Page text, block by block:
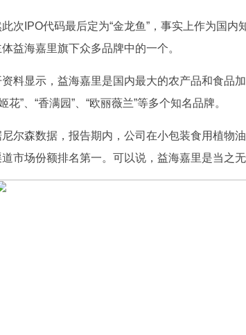
此次IPO代码最后定为“金龙鱼”，事实上作为国内
益海嘉里旗下众多品牌中的一个。
料显示，益海嘉里是国内最大的农产品和食品
花”、“香满园”、“欧丽薇兰”等多个知名品牌。
尔森数据，报告期内，公司在小包装食用植物
市场份额排名第一。可以说，益海嘉里是当之无